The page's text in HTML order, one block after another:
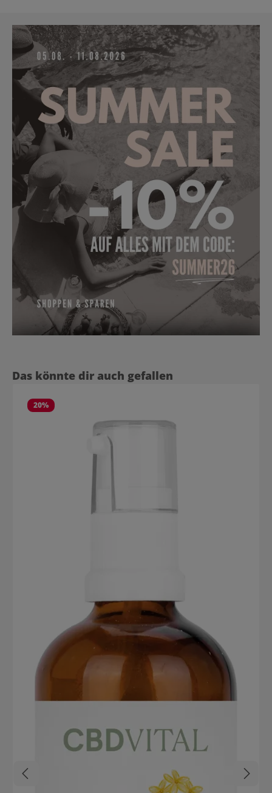
Produktgalerie überspringen
Das könnte dir auch gefallen
20%